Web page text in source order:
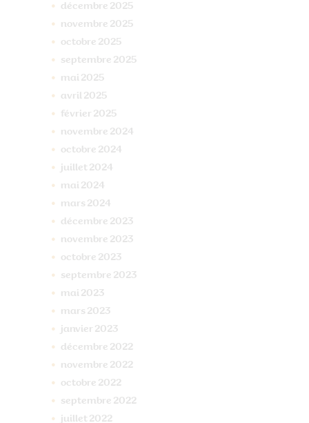
décembre 2025
novembre 2025
octobre 2025
septembre 2025
mai 2025
avril 2025
février 2025
novembre 2024
octobre 2024
juillet 2024
mai 2024
mars 2024
décembre 2023
novembre 2023
octobre 2023
septembre 2023
mai 2023
mars 2023
janvier 2023
décembre 2022
novembre 2022
octobre 2022
septembre 2022
juillet 2022